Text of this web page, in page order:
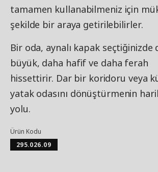
tamamen kullanabilmeniz için
şekilde bir araya getirilebilirler.
Bir oda, aynalı kapak seçtiğinizde
büyük, daha hafif ve daha ferah
hissettirir. Dar bir koridoru veya
yatak odasını dönüştürmenin
yolu.
Ürün Kodu
295.026.09